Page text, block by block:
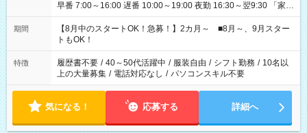
早番 7:00～16:00 遅番 10:00～19:00 夜勤 16:30～翌9:30 「家族
と休みを合わせたい」 「余裕を持って夕飯の準備がしたい」
「できれば残業はしたくない」 など、ご希望を教えてください
ね。 ※Wワーク希望の方へ 今ご覧のお仕事で希望する勤務時間
と、もう1つのお仕事の勤務時間。 合計で週40時間を超える場
合は応募できません。
期間
【8月中のスタートOK！急募！】2カ月～ ■8月～、9月スター
トもOK！
特徴 履歴書不要 / 40～50代活躍中 / 服装自由 / シフト勤務 / 10名以
上の大量募集 / 電話対応なし / パソコンスキル不要
気になる！ 応募する 詳細へ